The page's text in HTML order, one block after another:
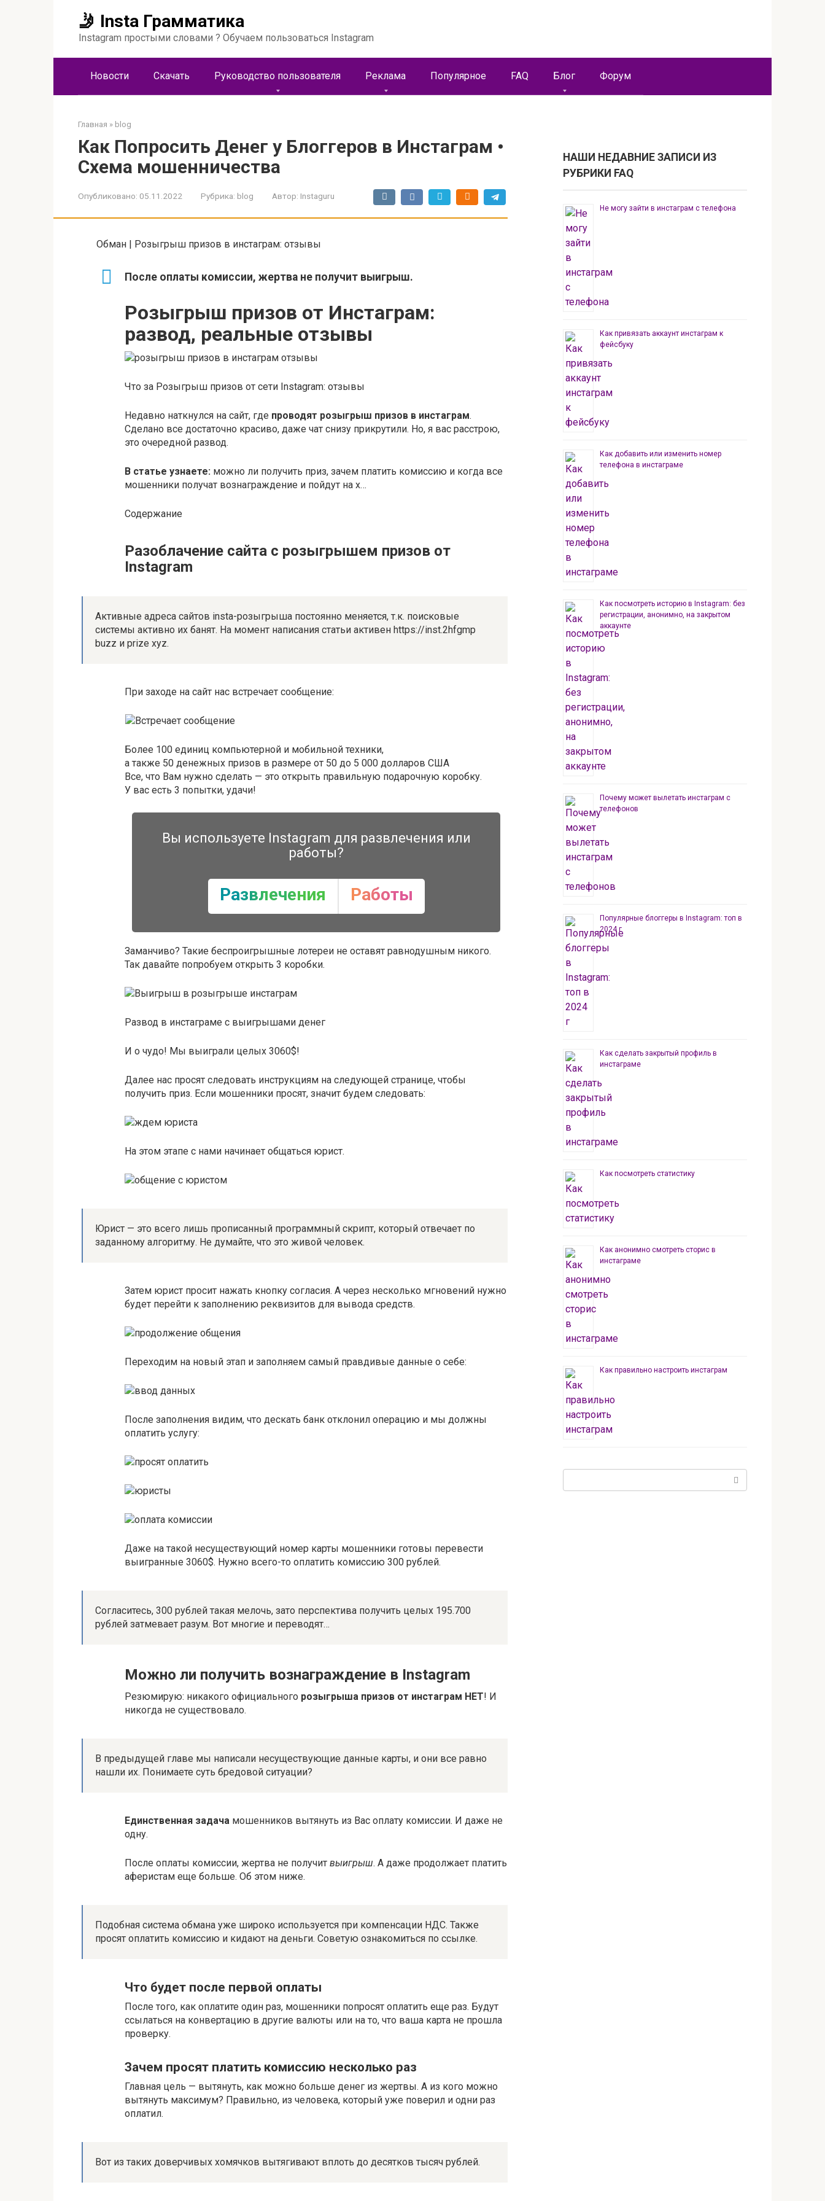
🤳 Insta Грамматика
Instagram простыми словами ? Обучаем пользоваться Instagram
Новости Скачать Руководство пользователя Реклама Популярное FAQ Блог Форум
Главная » blog
Как Попросить Денег у Блоггеров в Инстаграм •
Схема мошенничества
Опубликовано: 05.11.2022 Рубрика: blog Автор: Instaguru
Обман | Розыгрыш призов в инстаграм: отзывы
После оплаты комиссии, жертва не получит выигрыш.
Розыгрыш призов от Инстаграм:
развод, реальные отзывы
Что за Розыгрыш призов от сети Instagram: отзывы
Недавно наткнулся на сайт, где проводят розыгрыш призов в инстаграм.
Сделано все достаточно красиво, даже чат снизу прикрутили. Но, я вас расстрою,
это очередной развод.
В статье узнаете: можно ли получить приз, зачем платить комиссию и когда все
мошенники получат вознаграждение и пойдут на х…
Содержание
Разоблачение сайта с розыгрышем призов от
Instagram
Активные адреса сайтов insta-розыгрыша постоянно меняется, т.к. поисковые
системы активно их банят. На момент написания статьи активен https://inst.2hfgmp
buzz и prize xyz.
При заходе на сайт нас встречает сообщение:
Более 100 единиц компьютерной и мобильной техники,
а также 50 денежных призов в размере от 50 до 5 000 долларов США
Все, что Вам нужно сделать — это открыть правильную подарочную коробку.
У вас есть 3 попытки, удачи!
Вы используете Instagram для развлечения или
работы?
Развлечения Работы
Заманчиво? Такие беспроигрышные лотереи не оставят равнодушным никого.
Так давайте попробуем открыть 3 коробки.
Развод в инстаграме с выигрышами денег
И о чудо! Мы выиграли целых 3060$!
Далее нас просят следовать инструкциям на следующей странице, чтобы
получить приз. Если мошенники просят, значит будем следовать:
На этом этапе с нами начинает общаться юрист.
Юрист — это всего лишь прописанный программный скрипт, который отвечает по
заданному алгоритму. Не думайте, что это живой человек.
Затем юрист просит нажать кнопку согласия. А через несколько мгновений нужно
будет перейти к заполнению реквизитов для вывода средств.
Переходим на новый этап и заполняем самый правдивые данные о себе:
После заполнения видим, что дескать банк отклонил операцию и мы должны
оплатить услугу:
Даже на такой несуществующий номер карты мошенники готовы перевести
выигранные 3060$. Нужно всего-то оплатить комиссию 300 рублей.
Согласитесь, 300 рублей такая мелочь, зато перспектива получить целых 195.700
рублей затмевает разум. Вот многие и переводят…
Можно ли получить вознаграждение в Instagram
Резюмирую: никакого официального розыгрыша призов от инстаграм НЕТ! И
никогда не существовало.
В предыдущей главе мы написали несуществующие данные карты, и они все равно
нашли их. Понимаете суть бредовой ситуации?
Единственная задача мошенников вытянуть из Вас оплату комиссии. И даже не
одну.
После оплаты комиссии, жертва не получит выигрыш. А даже продолжает платить
аферистам еще больше. Об этом ниже.
Подобная система обмана уже широко используется при компенсации НДС. Также
просят оплатить комиссию и кидают на деньги. Советую ознакомиться по ссылке.
Что будет после первой оплаты
После того, как оплатите один раз, мошенники попросят оплатить еще раз. Будут
ссылаться на конвертацию в другие валюты или на то, что ваша карта не прошла
проверку.
Зачем просят платить комиссию несколько раз
Главная цель — вытянуть, как можно больше денег из жертвы. А из кого можно
вытянуть максимум? Правильно, из человека, который уже поверил и одни раз
оплатил.
Вот из таких доверчивых хомячков вытягивают вплоть до десятков тысяч рублей.
НАШИ НЕДАВНИЕ ЗАПИСИ ИЗ
РУБРИКИ FAQ
Не могу зайти в инстаграм с телефона
Как привязать аккаунт инстаграм к
фейсбуку
Как добавить или изменить номер
телефона в инстаграме
Как посмотреть историю в Instagram: без
регистрации, анонимно, на закрытом
аккаунте
Почему может вылетать инстаграм с
телефонов
Популярные блоггеры в Instagram: топ в
2024 г
Как сделать закрытый профиль в
инстаграме
Как посмотреть статистику
Как анонимно смотреть сторис в
инстаграме
Как правильно настроить инстаграм